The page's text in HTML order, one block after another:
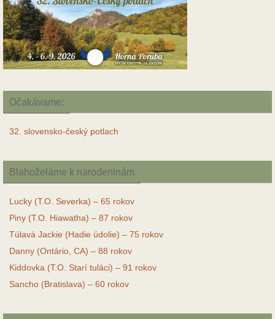
Očakávame:
32. slovensko-český potlach
Blahoželáme k narodeninám
Lucky (T.O. Severka) – 65 rokov
Piny (T.O. Hiawatha) – 87 rokov
Túlavá Jackie (Hadie údolie) – 75 rokov
Danny (Ontário, CA) – 88 rokov
Kiddovka (T.O. Starí tuláci) – 91 rokov
Sancho (Bratislava) – 60 rokov